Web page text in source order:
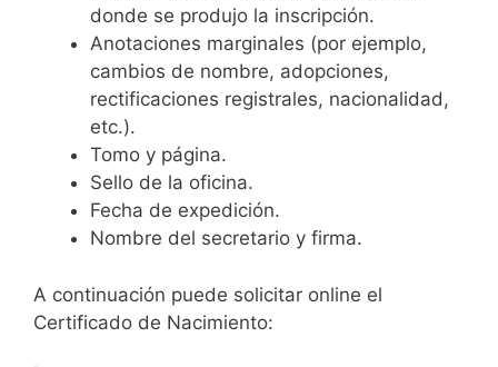
donde se produjo la inscripción.
Anotaciones marginales (por ejemplo,
cambios de nombre, adopciones,
rectificaciones registrales, nacionalidad,
etc.).
Tomo y página.
Sello de la oficina.
Fecha de expedición.
Nombre del secretario y firma.
A continuación puede solicitar online el
Certificado de Nacimiento: